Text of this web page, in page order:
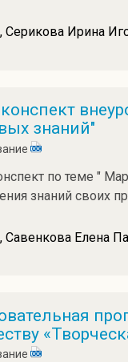
, Серикова Ирина
знаний"
по теме "
знаний своих
, Савенкова Елена